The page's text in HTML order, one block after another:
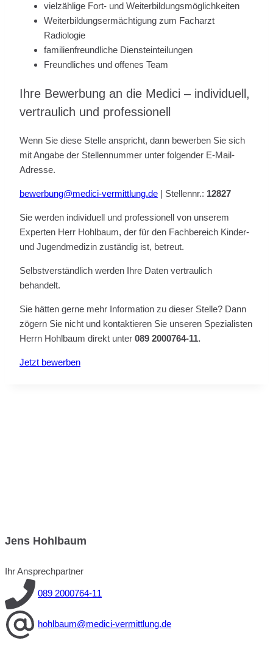
vielzählige Fort- und Weiterbildungsmöglichkeiten
Weiterbildungsermächtigung zum Facharzt
Radiologie
familienfreundliche Diensteinteilungen
Freundliches und offenes Team
Ihre Bewerbung an die Medici – individuell,
vertraulich und professionell
Wenn Sie diese Stelle anspricht, dann bewerben Sie sich
mit Angabe der Stellennummer unter folgender E-Mail-
Adresse.
bewerbung@medici-vermittlung.de | Stellennr.: 12827
Sie werden individuell und professionell von unserem
Experten Herr Hohlbaum, der für den Fachbereich Kinder-
und Jugendmedizin zuständig ist, betreut.
Selbstverständlich werden Ihre Daten vertraulich
behandelt.
Sie hätten gerne mehr Information zu dieser Stelle? Dann
zögern Sie nicht und kontaktieren Sie unseren Spezialisten
Herrn Hohlbaum direkt unter 089 2000764-11.
Jetzt bewerben
Jens Hohlbaum
Ihr Ansprechpartner
089 2000764-11
hohlbaum@medici-vermittlung.de